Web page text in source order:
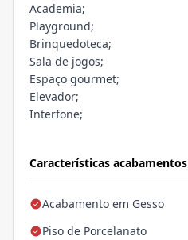
Características acabamentos
Acabamento em Gesso
Piso de Porcelanato
Academia;
Playground;
Brinquedoteca;
Sala de jogos;
Espaço gourmet;
Elevador;
Interfone;